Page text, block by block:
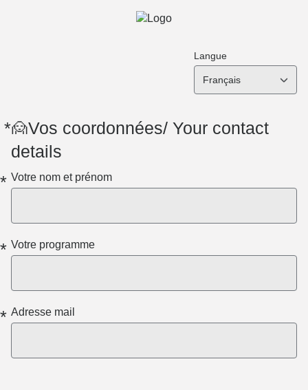
Langue
Français
*🙍Vos coordonnées/ Your contact
details
Obligatoire
*
Obligatoire
Votre nom et prénom
*
Obligatoire
Votre programme
*
Obligatoire
Adresse mail